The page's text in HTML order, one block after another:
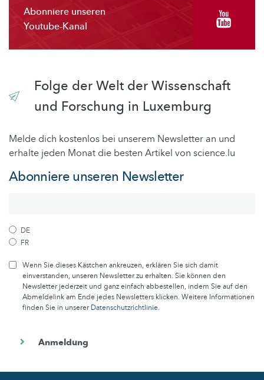
Abonniere unseren
Youtube-Kanal
Folge der Welt der Wissenschaft
und Forschung in Luxemburg
Melde dich kostenlos bei unserem Newsletter an und
erhalte jeden Monat die besten Artikel von science.lu
Abonniere unseren Newsletter
DE
FR
Wenn Sie dieses Kästchen ankreuzen, erklären Sie sich damit
einverstanden, unseren Newsletter zu erhalten. Sie können den
Newsletter jederzeit und ganz einfach abbestellen, indem Sie auf den
Abmeldelink am Ende jedes Newsletters klicken. Weitere Informationen
finden Sie in unsererDatenschutzrichtlinie.